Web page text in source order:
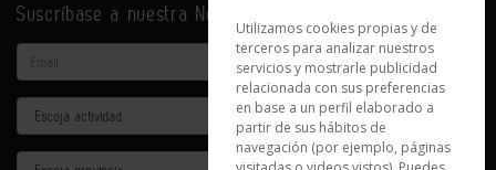
Suscríbase a nuestra Newsletter
Email
Actividad
Provincia
Utilizamos cookies propias y de
terceros para analizar nuestros
servicios y mostrarle publicidad
relacionada con sus preferencias
en base a un perfil elaborado a
partir de sus hábitos de
navegación (por ejemplo, páginas